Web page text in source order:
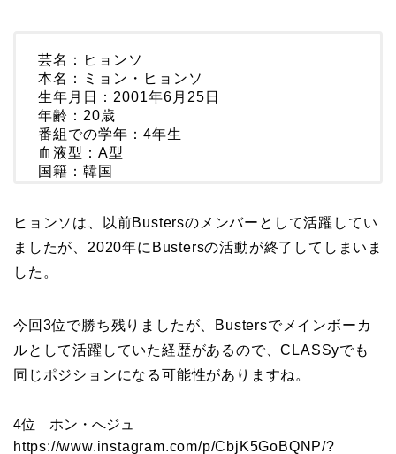
芸名：ヒョンソ
本名：ミョン・ヒョンソ
生年月日：2001年6月25日
年齢：20歳
番組での学年：4年生
血液型：A型
国籍：韓国
ヒョンソは、以前Bustersのメンバーとして活躍してい
ましたが、2020年にBustersの活動が終了してしまいま
した。
今回3位で勝ち残りましたが、Bustersでメインボーカ
ルとして活躍していた経歴があるので、CLASSyでも
同じポジションになる可能性がありますね。
4位 ホン・へジュ
https://www.instagram.com/p/CbjK5GoBQNP/?